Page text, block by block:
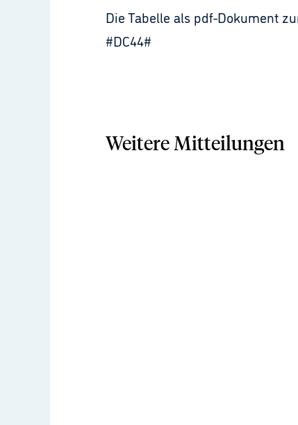
Die Tabelle als pdf-Dokument
#DC44#
Weitere Mitteilungen